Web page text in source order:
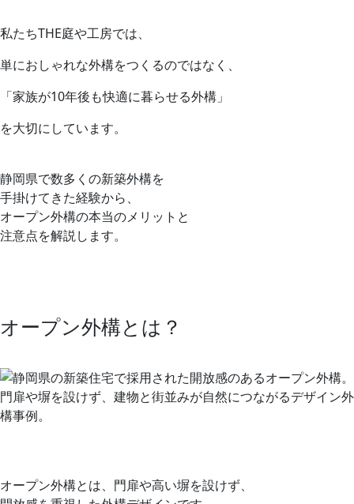
私たちTHE庭や工房では、
単におしゃれな外構をつくるのではなく、
「家族が10年後も快適に暮らせる外構」
を大切にしています。
静岡県で数多くの新築外構を
手掛けてきた経験から、
オープン外構の本当のメリットと
注意点を解説します。
オープン外構とは？
オープン外構とは、門扉や高い塀を設けず、